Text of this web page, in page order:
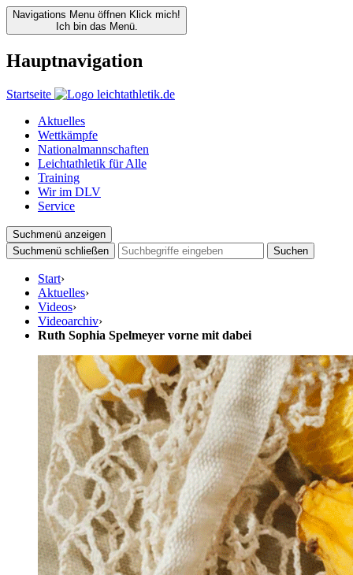
Navigations Menu öffnen Klick mich!
Ich bin das Menü.
Hauptnavigation
Startseite
Aktuelles
Wettkämpfe
Nationalmannschaften
Leichtathletik für Alle
Training
Wir im DLV
Service
Suchmenü anzeigen
Suchmenü schließen
Suchen
Start›
Aktuelles›
Videos›
Videoarchiv›
Ruth Sophia Spelmeyer vorne mit dabei